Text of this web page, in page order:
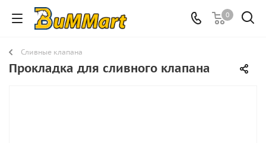
0
Сливные клапана
Прокладка для сливного клапана